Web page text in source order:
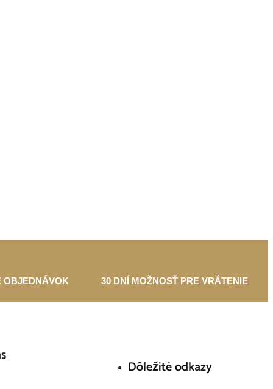
OBJEDNÁVOK 30 DNÍ MOŽNOSŤ PRE VRÁTENIE
Dôležité odkazy